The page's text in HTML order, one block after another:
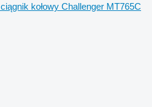
ciągnik kołowy Challenger MT765C